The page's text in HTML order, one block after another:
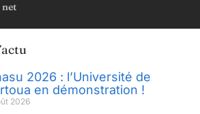
net
2026 : l’Université de
en démonstration !
2026